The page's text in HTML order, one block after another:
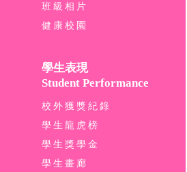
班級相片
健康校園
學生表現
Student Performance
校外獲獎紀錄
學生龍虎榜
學生獎學金
學生畫廊